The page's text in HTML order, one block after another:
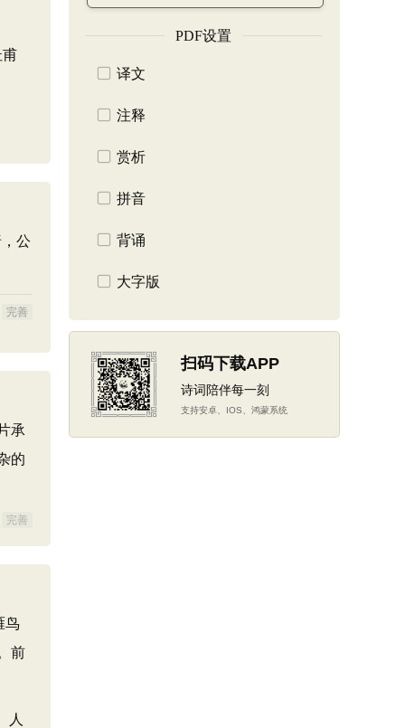
甫
公
完善
承
的
完善
鸟
前
人
PDF设置
译文
注释
赏析
拼音
背诵
大字版
扫码下载APP
诗词陪伴每一刻
支持安卓、IOS、鸿蒙系统